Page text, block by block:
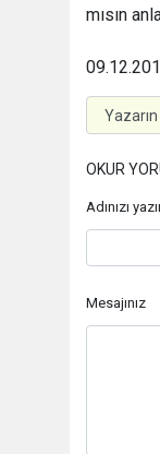
mısın
OKUR
Adınızı
Mesajınız